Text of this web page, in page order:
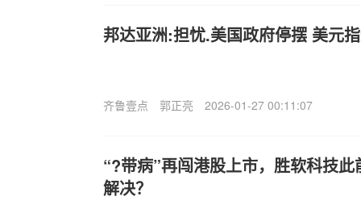
邦达亚洲:担忧.美国政府停摆 美元
齐鲁壹点 郭正亮 2026-01-27 00:11:07
“?带病”再闯港股上市，胜软科技
解决？